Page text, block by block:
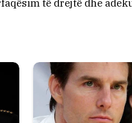
të drejtë dhe